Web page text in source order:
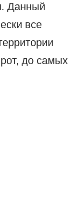
Данный
все
до самых